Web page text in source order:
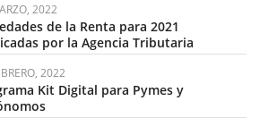
2022
de la Renta para 2021
por la Agencia Tributaria
2022
Kit Digital para Pymes y